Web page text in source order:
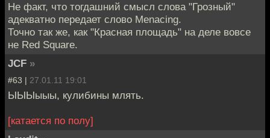
Не факт, что тогдашний смысл слова "Грозный"
адекватно передает слово Menacing.
Точно так же, как "Красная площадь" на деле вовсе
не Red Square.
JCF »
#63 | 27.01.11 19:01
ЫЫЫыыы, кулибины млять.
[катается по полу]